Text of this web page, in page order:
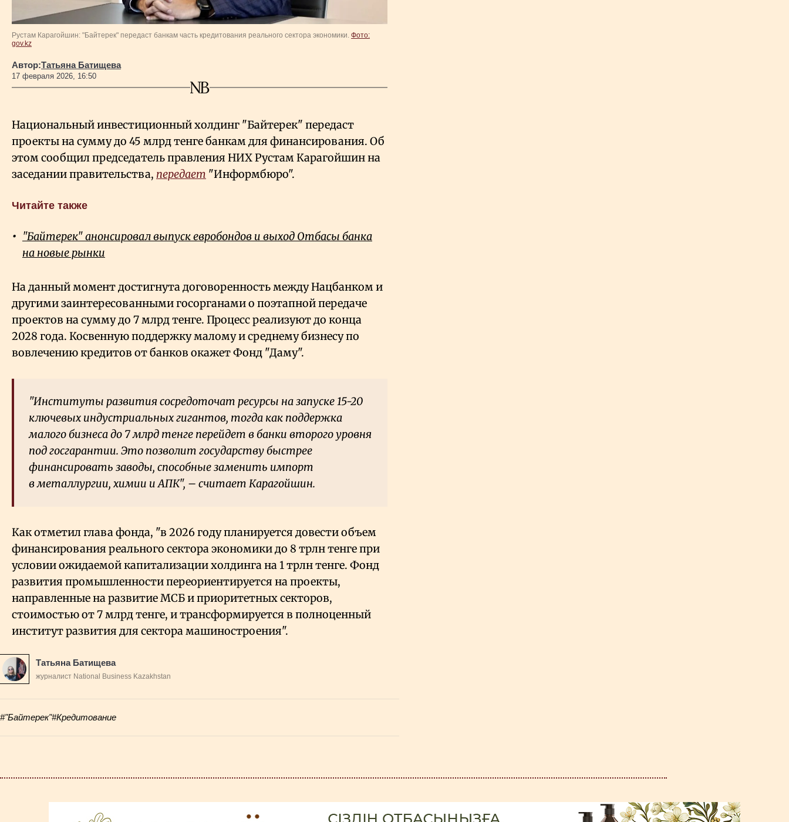
Life & Arts
О нас
Рустам Карагойшин: "Байтерек" передаст банкам часть кредитования реального сектора экономики. Фото:
gov.kz
Автор:Татьяна Батищева
17 февраля 2026, 16:50
Национальный инвестиционный холдинг "Байтерек" передаст
проекты на сумму до 45 млрд тенге банкам для финансирования. Об
этом сообщил председатель правления НИХ Рустам Карагойшин на
заседании правительства, передает "Информбюро".
Читайте также
"Байтерек" анонсировал выпуск евробондов и выход Отбасы банка
на новые рынки
На данный момент достигнута договоренность между Нацбанком и
другими заинтересованными госорганами о поэтапной передаче
проектов на сумму до 7 млрд тенге. Процесс реализуют до конца
2028 года. Косвенную поддержку малому и среднему бизнесу по
вовлечению кредитов от банков окажетФонд "Даму".
"Институты развития сосредоточат ресурсы на запуске 15-20
ключевых индустриальных гигантов, тогда как поддержка
малого бизнеса до 7 млрд тенге перейдет в банки второго уровня
под госгарантии. Это позволит государству быстрее
финансировать заводы, способные заменить импорт
в металлургии, химии и АПК", – считает Карагойшин.
Как отметил глава фонда, "в 2026 году планируется довести объем
финансирования реального сектора экономики до 8 трлн тенге при
условии ожидаемой капитализации холдинга на 1 трлн тенге. Фонд
развития промышленности переориентируется на проекты,
направленные на развитие МСБ и приоритетных секторов,
стоимостью от 7 млрд тенге, и трансформируется в полноценный
институт развития для сектора машиностроения".
Татьяна Батищева
журналист National Business Kazakhstan
#"Байтерек"#Кредитование